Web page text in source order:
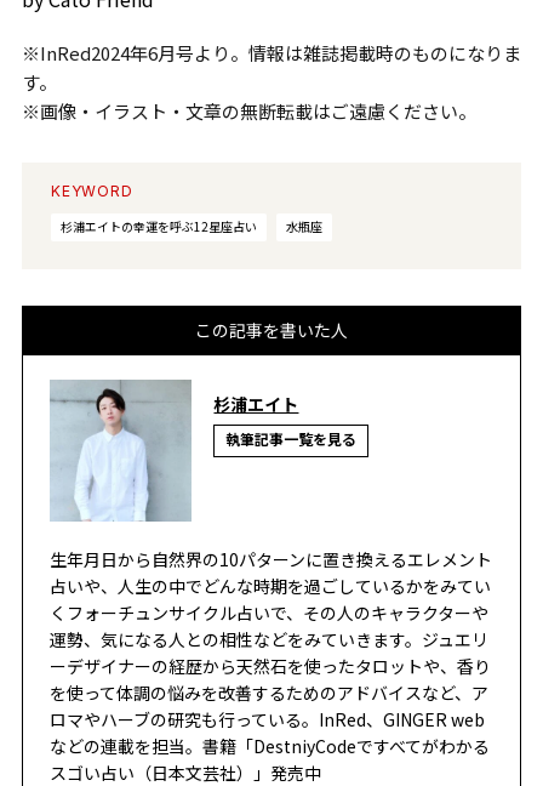
※InRed2024年6月号より。情報は雑誌掲載時のものになりま
す。
※画像・イラスト・文章の無断転載はご遠慮ください。
KEYWORD
杉浦エイトの幸運を呼ぶ12星座占い
水瓶座
この記事を書いた人
杉浦エイト
執筆記事一覧を見る
生年月日から自然界の10パターンに置き換えるエレメント
占いや、人生の中でどんな時期を過ごしているかをみてい
くフォーチュンサイクル占いで、その人のキャラクターや
運勢、気になる人との相性などをみていきます。ジュエリ
ーデザイナーの経歴から天然石を使ったタロットや、香り
を使って体調の悩みを改善するためのアドバイスなど、ア
ロマやハーブの研究も行っている。InRed、GINGER web
などの連載を担当。書籍「DestniyCodeですべてがわかる
スゴい占い（日本文芸社）」発売中